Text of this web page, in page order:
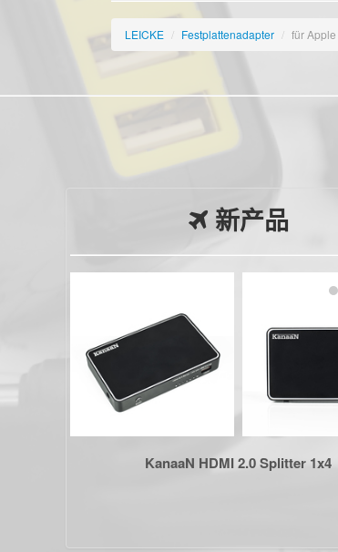
LEICKE / Festplattenadapter / für Apple
新产品
KanaaN HDMI 2.0 Splitter 1x4